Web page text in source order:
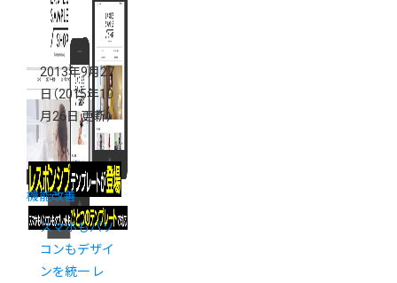
2013年9月27
日（2015年10
月26日 更新）
機能改善
スマホもパソ
コンもデザイ
ンを統一 レ